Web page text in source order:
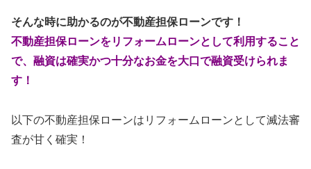
そんな時に助かるのが不動産担保ローンです！
不動産担保ローンをリフォームローンとして利用すること
で、融資は確実かつ十分なお金を大口で融資受けられま
す！
以下の不動産担保ローンはリフォームローンとして滅法審
査が甘く確実！